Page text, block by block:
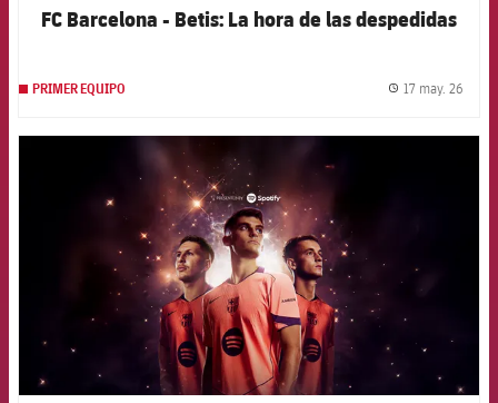
FC Barcelona - Betis: La hora de las despedidas
PRIMER EQUIPO 17 may. 26